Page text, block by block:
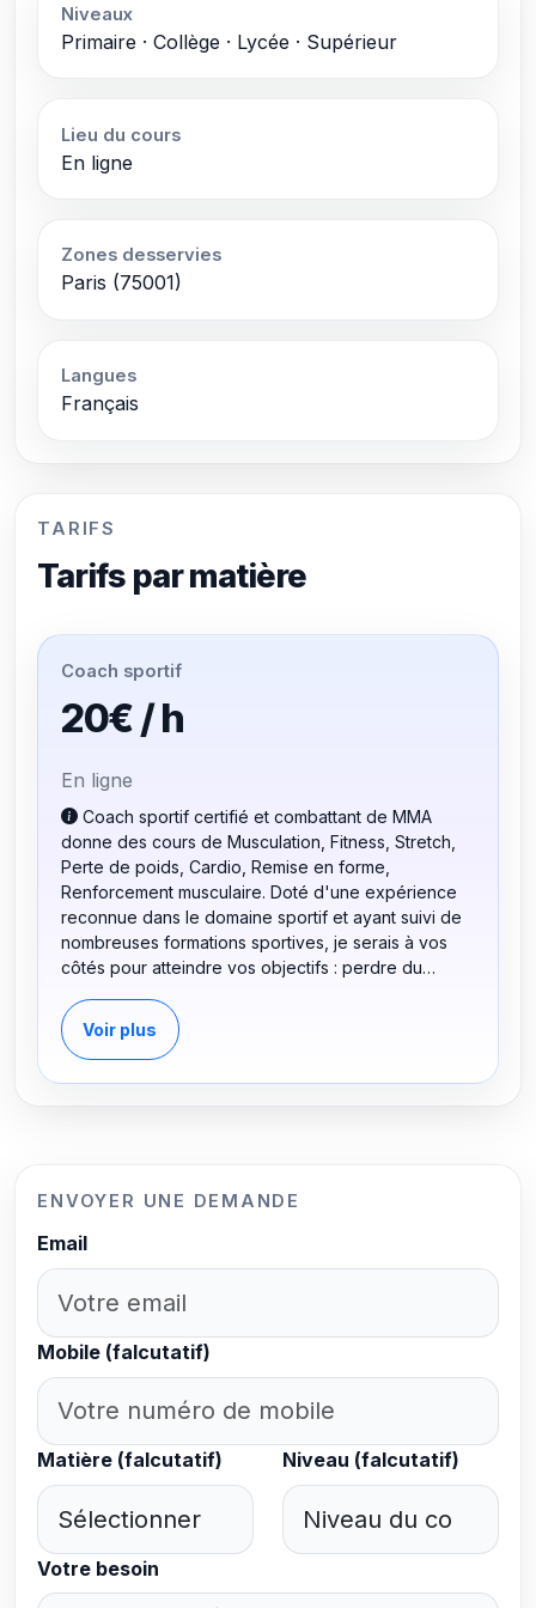
Niveaux
Primaire · Collège · Lycée · Supérieur
Lieu du cours
En ligne
Zones desservies
Paris (75001)
Langues
Français
TARIFS
Tarifs par matière
Coach sportif
20€ / h
En ligne
Coach sportif certifié et combattant de MMA
donne des cours de Musculation, Fitness, Stretch,
Perte de poids, Cardio, Remise en forme,
Renforcement musculaire. Doté d'une expérience
reconnue dans le domaine sportif et ayant suivi de
nombreuses formations sportives, je serais à vos
côtés pour atteindre vos objectifs : perdre du
simplement faire du sport pour rester en forme. J’ai
développé une méthode innovante pour les cours
points forts ainsi que vos faiblesses. Je vous
personnalisé et adapté à votre corps et vos
objectifs. Vous aurez un suivi quotidien de ma part
et nous adapterons le programme de façon
continu, en parallèle à mes remarques et mes
sur votre plan alimentaire avec des bases très
simples et faciles à appliquer. Je vous proposerai
un service nutritionnel afin de disposer d'une
alimentation adaptée aux entraînements sportifs
proposés et ainsi optimiser vos résultats. Nous
pourrons faire une petite séance en visio au début
de chaque semaine pour vous expliquer le
nouveau programme, tous les exercices que vous
Voir plus
ENVOYER UNE DEMANDE
Email
Mobile (falcutatif)
Matière (falcutatif) Niveau (falcutatif)
Votre besoin